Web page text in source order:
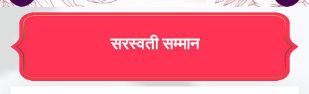
सरस्वती सम्मान